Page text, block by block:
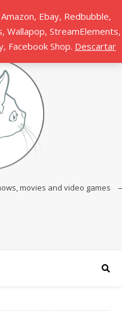
Ebay, Redbubble,
Wallapop, StreamElements,
Facebook Shop. Descartar
movies and video games